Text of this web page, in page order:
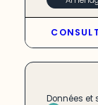
Données et